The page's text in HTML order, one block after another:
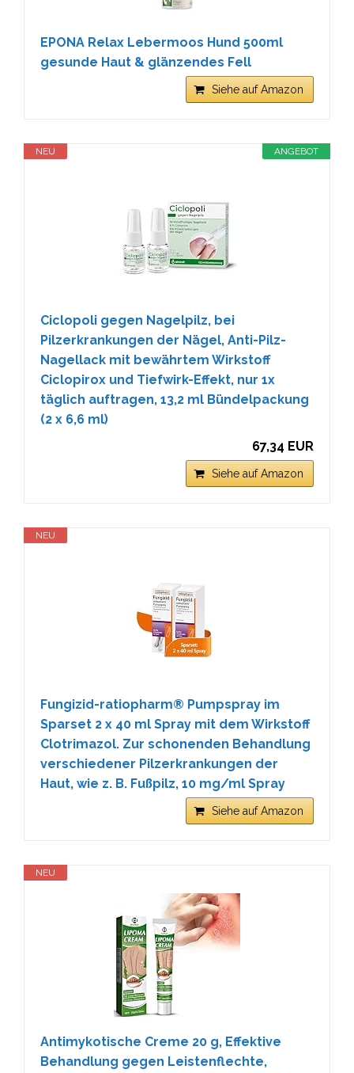
EPONA Relax Lebermoos Hund 500ml
gesunde Haut & glänzendes Fell
Siehe auf Amazon
ANGEBOT
NEU
Ciclopoli gegen Nagelpilz, bei
Pilzerkrankungen der Nägel, Anti-Pilz-
Nagellack mit bewährtem Wirkstoff
Ciclopirox und Tiefwirk-Effekt, nur 1x
täglich auftragen, 13,2 ml Bündelpackung
(2 x 6,6 ml)
67,34 EUR
Siehe auf Amazon
NEU
Fungizid-ratiopharm® Pumpspray im
Sparset 2 x 40 ml Spray mit dem Wirkstoff
Clotrimazol. Zur schonenden Behandlung
verschiedener Pilzerkrankungen der
Haut, wie z. B. Fußpilz, 10 mg/ml Spray
Siehe auf Amazon
NEU
Antimykotische Creme 20 g, Effektive
Behandlung gegen Leistenflechte,